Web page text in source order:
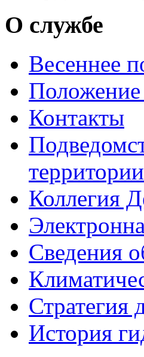
О службе
Весеннее
Контакты
Коллегия
Сведения
Стратегия
История